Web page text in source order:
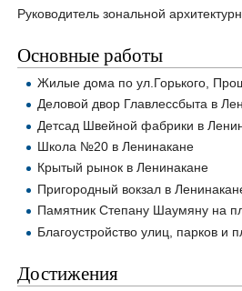
Руководитель зональной
Основные работы
Жилые дома по ул.Горького,
Деловой двор Главлессбыта в
Детсад Швейной фабрики в
Школа №20 в Ленинакане
Крытый рынок в Ленинакане
Пригородный вокзал в
Памятник Степану Шаумяну на
Благоустройство улиц, парков и
Достижения